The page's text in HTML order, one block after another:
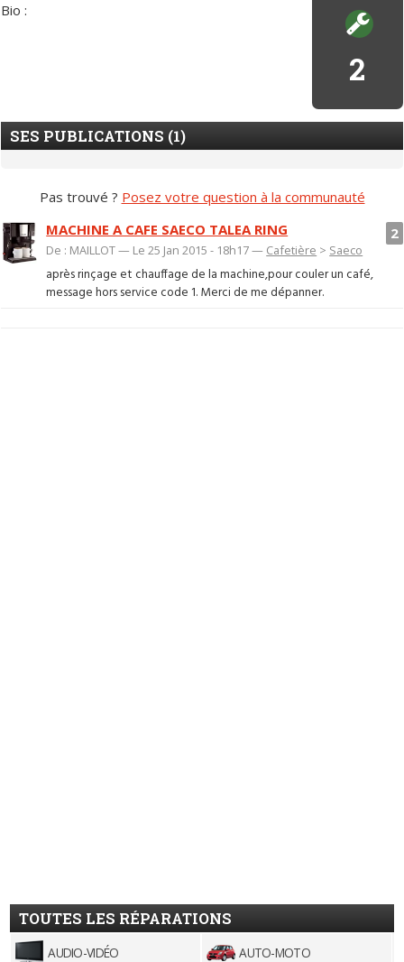
2
Bio :
SES PUBLICATIONS (1)
Pas trouvé ? Posez votre question à la communauté
2
MACHINE A CAFE SAECO TALEA RING
De : MAILLOT — Le 25 Jan 2015 - 18h17 — Cafetière > Saeco
après rinçage et chauffage de la machine,pour couler un café,
message hors service code 1. Merci de me dépanner.
TOUTES LES RÉPARATIONS
AUDIO-VIDÉO AUTO-MOTO